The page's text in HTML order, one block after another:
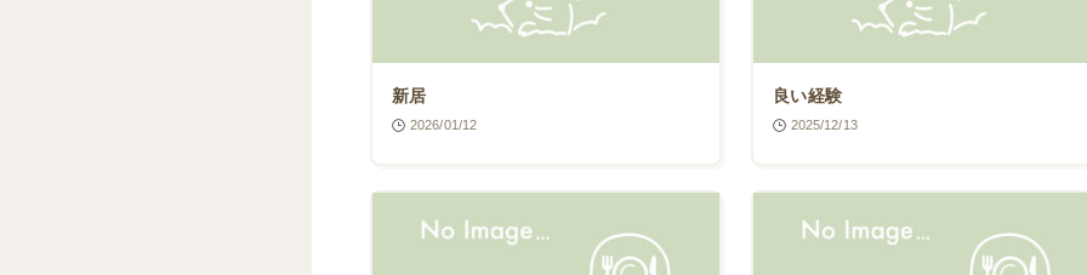
新居
2026/01/12
良い経験
2025/12/13